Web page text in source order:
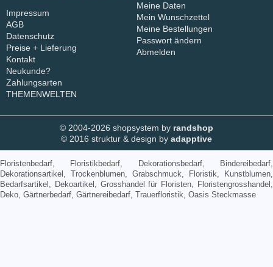
Impressum
AGB
Datenschutz
Preise + Lieferung
Kontakt
Neukunde?
Zahlungsarten
THEMENWELTEN
Meine Daten
Mein Wunschzettel
Meine Bestellungen
Passwort ändern
Abmelden
© 2004-2026 shopsystem by randshop
© 2016 struktur & design by adapptive
Floristenbedarf, Floristikbedarf, Dekorationsbedarf, Bindereibedarf,
Dekorationsartikel, Trockenblumen, Grabschmuck, Floristik, Kunstblumen,
Bedarfsartikel, Dekoartikel, Grosshandel für Floristen, Floristengrosshandel,
Deko, Gärtnerbedarf, Gärtnereibedarf, Trauerfloristik, Oasis Steckmasse